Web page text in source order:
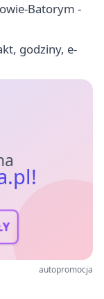
Batorym -
godziny, e-
autopromocja